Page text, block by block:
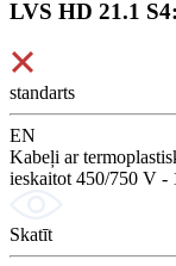
LVS HD 21.1
standarts
EN
Kabeļi ar
ieskaitot 450/750 V -
Skatīt